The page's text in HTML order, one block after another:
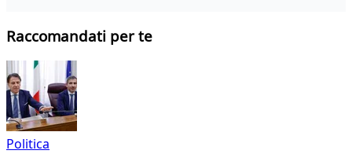
Raccomandati per te
Politica